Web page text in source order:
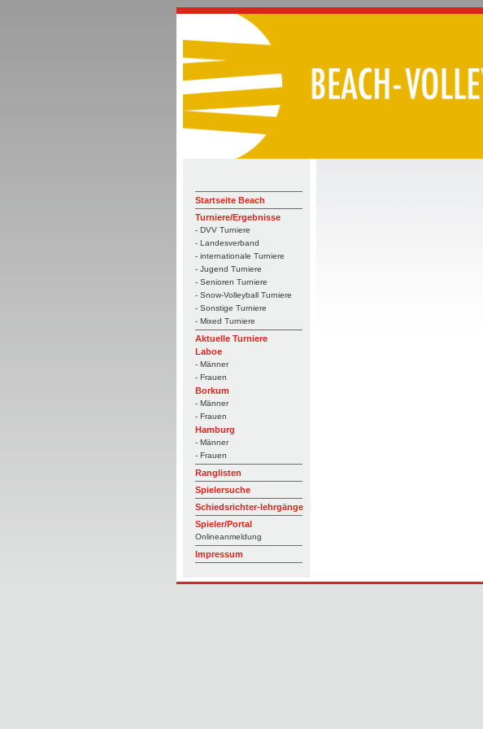
Startseite Beach
Turniere/Ergebnisse
- DVV Turniere
- Landesverband
- internationale Turniere
- Jugend Turniere
- Senioren Turniere
- Snow-Volleyball Turniere
- Sonstige Turniere
- Mixed Turniere
Aktuelle Turniere
Laboe
- Männer
- Frauen
Borkum
- Männer
- Frauen
Hamburg
- Männer
- Frauen
Ranglisten
Spielersuche
Schiedsrichter-lehrgänge
Spieler/Portal
Onlineanmeldung
Impressum